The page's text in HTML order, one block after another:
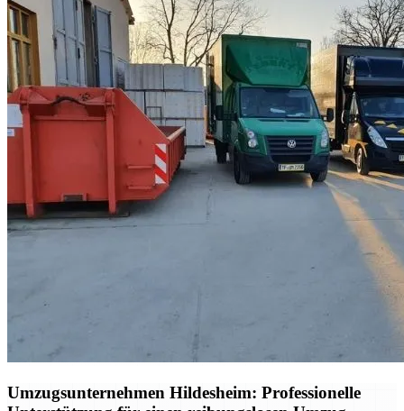
Umzugsunternehmen Hildesheim: Professionelle